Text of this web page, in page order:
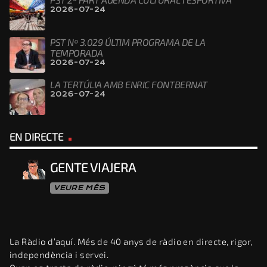
2026-07-24
PST Nº 3.029 ÚLTIM PROGRAMA DE LA
TEMPORADA
2026-07-24
LA TERTÚLIA AMB ENRIC FONTBERNAT
2026-07-24
EN DIRECTE
GENTE VIAJERA
VEURE MÉS
La Ràdio d’aquí. Més de 40 anys de ràdio en directe, rigor,
independència i servei.